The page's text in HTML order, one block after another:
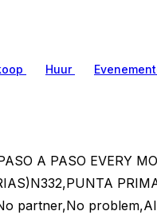
Huur
A PASO EVERY
partner,No